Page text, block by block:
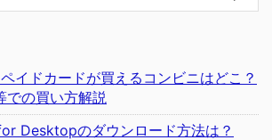
イドカードが買えるコンビニはどこ？
での買い方解説
Desktopのダウンロード方法は？